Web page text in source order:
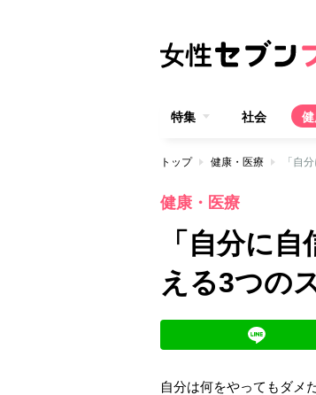
特集 社会
トップ 健康・医療 「自
健康・医療
「自分に
える3つの
自分は何をやってもダメ